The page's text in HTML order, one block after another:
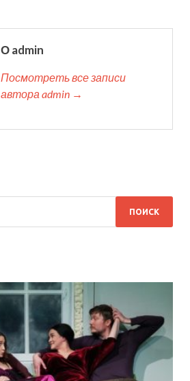
О admin
Посмотреть все записи
автора admin →